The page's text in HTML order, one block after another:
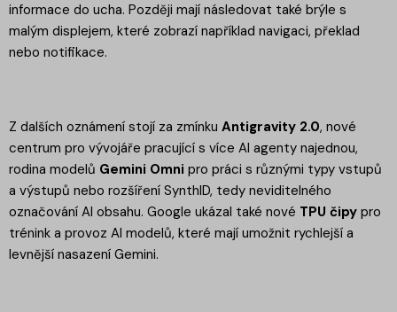
informace do ucha. Později mají následovat také brýle s
malým displejem, které zobrazí například navigaci, překlad
nebo notifikace.
Z dalších oznámení stojí za zmínku Antigravity 2.0, nové
centrum pro vývojáře pracující s více AI agenty najednou,
rodina modelů Gemini Omni pro práci s různými typy vstupů
a výstupů nebo rozšíření SynthID, tedy neviditelného
označování AI obsahu. Google ukázal také nové TPU čipy pro
trénink a provoz AI modelů, které mají umožnit rychlejší a
levnější nasazení Gemini.